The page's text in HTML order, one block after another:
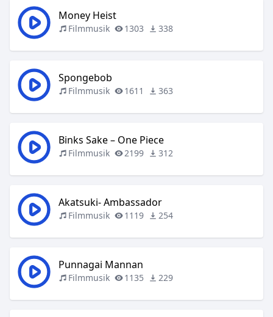
Money Heist
Filmmusik 1303 338
Spongebob
Filmmusik 1611 363
Binks Sake – One Piece
Filmmusik 2199 312
Akatsuki- Ambassador
Filmmusik 1119 254
Punnagai Mannan
Filmmusik 1135 229